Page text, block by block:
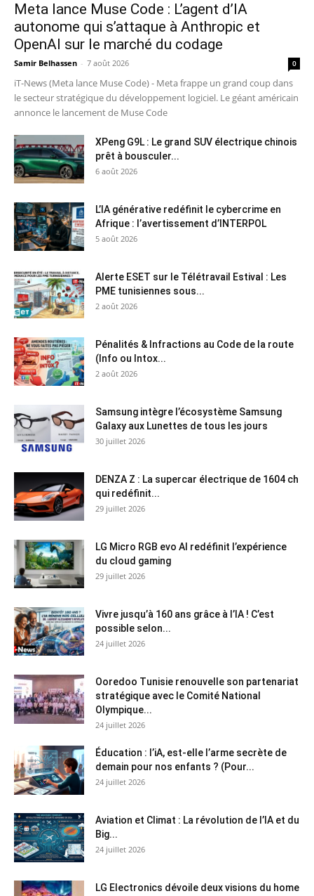
Meta lance Muse Code : L’agent d’IA
autonome qui s’attaque à Anthropic et
OpenAI sur le marché du codage
Samir Belhassen - 7 août 2026 0
iT-News (Meta lance Muse Code) - Meta frappe un grand coup dans
le secteur stratégique du développement logiciel. Le géant américain
annonce le lancement de Muse Code
XPeng G9L : Le grand SUV électrique chinois
prêt à bousculer...
6 août 2026
L’IA générative redéfinit le cybercrime en
Afrique : l’avertissement d’INTERPOL
5 août 2026
Alerte ESET sur le Télétravail Estival : Les
PME tunisiennes sous...
2 août 2026
Pénalités & Infractions au Code de la route
(Info ou Intox...
2 août 2026
Samsung intègre l’écosystème Samsung
Galaxy aux Lunettes de tous les jours
30 juillet 2026
DENZA Z : La supercar électrique de 1604 ch
qui redéfinit...
29 juillet 2026
LG Micro RGB evo AI redéfinit l’expérience
du cloud gaming
29 juillet 2026
Vivre jusqu’à 160 ans grâce à l’IA ! C’est
possible selon...
24 juillet 2026
Ooredoo Tunisie renouvelle son partenariat
stratégique avec le Comité National
Olympique...
24 juillet 2026
Éducation : l’iA, est-elle l’arme secrète de
demain pour nos enfants ? (Pour...
24 juillet 2026
Aviation et Climat : La révolution de l’IA et du
Big...
24 juillet 2026
LG Electronics dévoile deux visions du home